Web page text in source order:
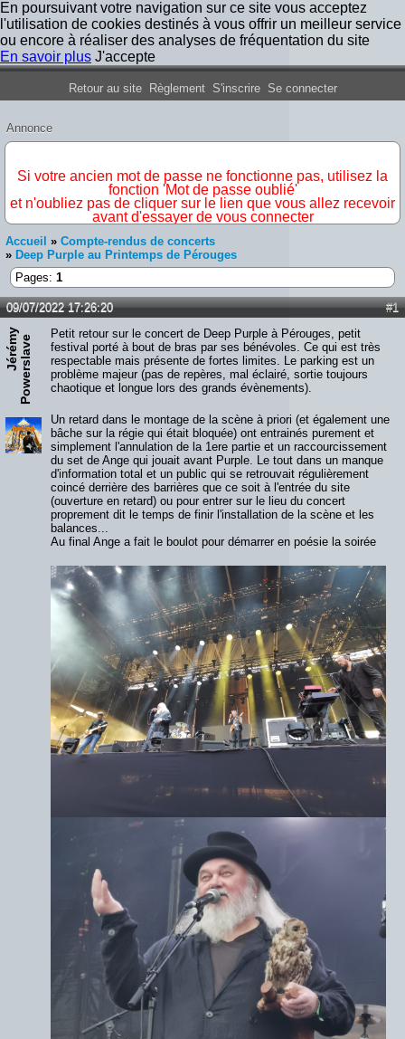
En poursuivant votre navigation sur ce site vous acceptez
l'utilisation de cookies destinés à vous offrir un meilleur service
ou encore à réaliser des analyses de fréquentation du site
En savoir plus J'accepte
Forum Iron Maiden France
Retour au site Règlement S'inscrire Se connecter
Annonce
Si votre ancien mot de passe ne fonctionne pas, utilisez la
fonction 'Mot de passe oublié'
et n'oubliez pas de cliquer sur le lien que vous allez recevoir
avant d'essayer de vous connecter
Accueil » Compte-rendus de concerts
» Deep Purple au Printemps de Pérouges
Pages: 1
#1
09/07/2022 17:26:20
J
é
r
ém
y
P
o
w
e
r
s
l
a
ve
Petit retour sur le concert de Deep Purple à Pérouges, petit
festival porté à bout de bras par ses bénévoles. Ce qui est très
respectable mais présente de fortes limites. Le parking est un
problème majeur (pas de repères, mal éclairé, sortie toujours
chaotique et longue lors des grands évènements).
Un retard dans le montage de la scène à priori (et également une
bâche sur la régie qui était bloquée) ont entrainés purement et
simplement l'annulation de la 1ere partie et un raccourcissement
du set de Ange qui jouait avant Purple. Le tout dans un manque
d'information total et un public qui se retrouvait régulièrement
coincé derrière des barrières que ce soit à l'entrée du site
(ouverture en retard) ou pour entrer sur le lieu du concert
proprement dit le temps de finir l'installation de la scène et les
balances...
Au final Ange a fait le boulot pour démarrer en poésie la soirée